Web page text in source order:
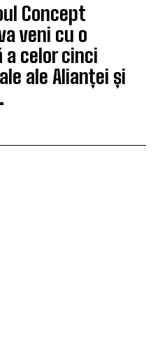
Concept
veni cu o
a celor cinci
ale Alianței și